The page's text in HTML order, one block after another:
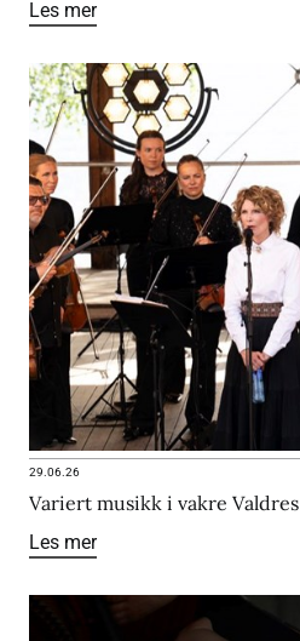
Les mer
29.06.26
Variert musikk i vakre Valdres
Les mer